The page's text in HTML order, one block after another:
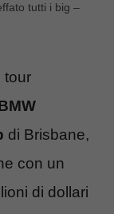
tutti i big –
tour
di Brisbane,
con un
di dollari